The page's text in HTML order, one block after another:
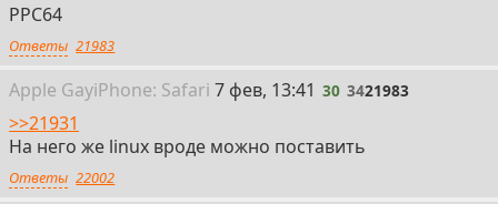
PPC64
Ответы 21983
Apple GayiPhone: Safari 30
7 фев, 13:41 30 3421983
>>21931
На него же linux вроде можно поставить
Ответы 22002